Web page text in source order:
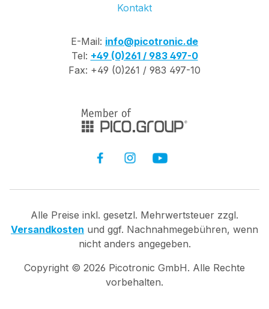
Kontakt
E-Mail: info@picotronic.de
Tel: +49 (0)261 / 983 497-0
Fax: +49 (0)261 / 983 497-10
Alle Preise inkl. gesetzl. Mehrwertsteuer zzgl.
Versandkosten und ggf. Nachnahmegebühren, wenn
nicht anders angegeben.
Copyright © 2026 Picotronic GmbH. Alle Rechte
vorbehalten.